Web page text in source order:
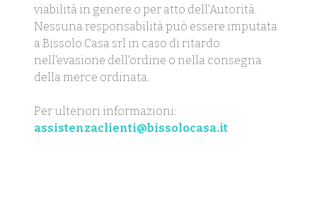
viabilità in genere o per atto dell'Autorità.
Nessuna responsabilità può essere imputata
a Bissolo Casa srl in caso di ritardo
nell'evasione dell'ordine o nella consegna
della merce ordinata.
Per ulteriori informazioni:
assistenzaclienti@bissolocasa.it